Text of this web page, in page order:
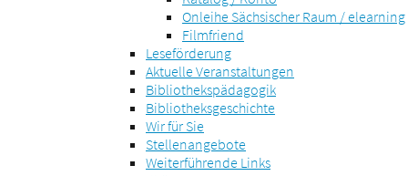
Onleihe Sächsischer Raum / elearning
Filmfriend
Leseförderung
Aktuelle Veranstaltungen
Bibliothekspädagogik
Bibliotheksgeschichte
Wir für Sie
Stellenangebote
Weiterführende Links